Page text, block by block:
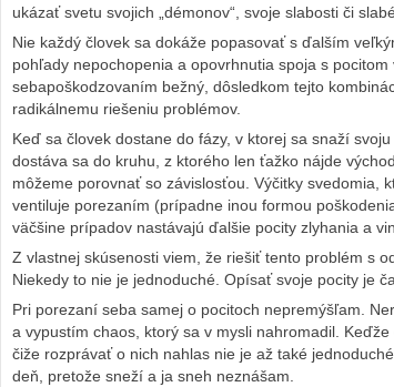
ukázať svetu svojich „démonov“, svoje slabosti či
Nie každý človek sa dokáže popasovať s ďalším
pohľady nepochopenia a opovrhnutia spoja s
sebapoškodzovaním bežný, dôsledkom tejto
radikálnemu riešeniu problémov.
Keď sa človek dostane do fázy, v ktorej sa snaží
dostáva sa do kruhu, z ktorého len ťažko nájde
môžeme porovnať so závislosťou. Výčitky svedomia,
ventiluje porezaním (prípadne inou formou
väčšine prípadov nastávajú ďalšie pocity zlyhania a
Z vlastnej skúsenosti viem, že riešiť tento problém s
Niekedy to nie je jednoduché. Opísať svoje pocity je
Pri porezaní seba samej o pocitoch nepremýšľam.
a vypustím chaos, ktorý sa v mysli nahromadil.
čiže rozprávať o nich nahlas nie je až také
deň, pretože sneží a ja sneh neznášam.